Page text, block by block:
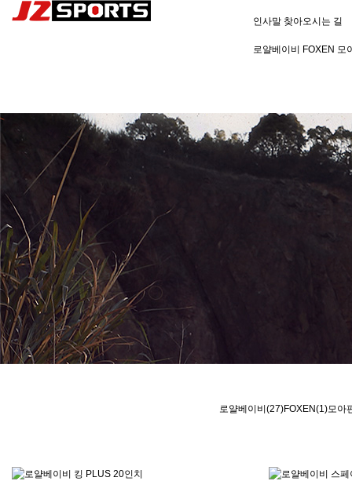
인사말 찾아오시는 길
로얄베이비 FOXEN 모
로얄베이비(27)FOXEN(1)모아